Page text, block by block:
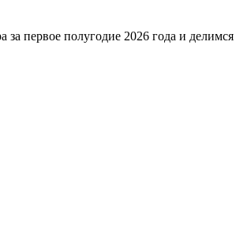
за первое полугодие 2026 года и делимся